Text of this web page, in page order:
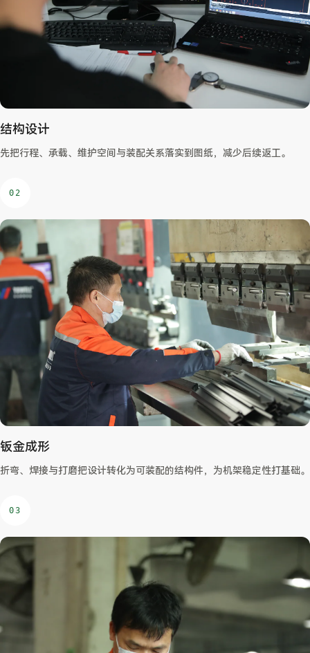
结构设计
先把行程、承载、维护空间与装配关系落实到图纸，减少后续返工。
02
钣金成形
折弯、焊接与打磨把设计转化为可装配的结构件，为机架稳定性打基础。
03